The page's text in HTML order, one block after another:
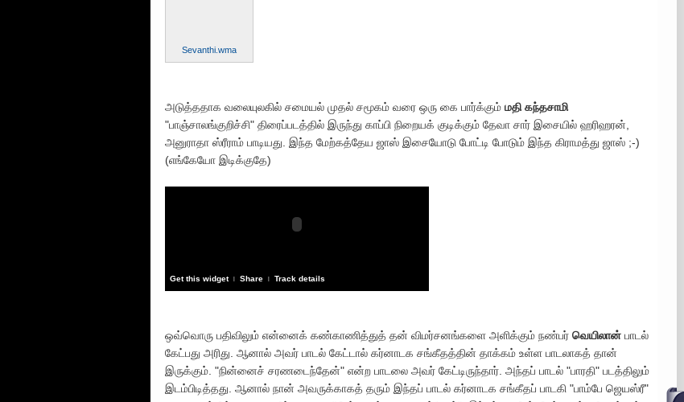
Sevanthi.wma
அடுத்ததாக வலையுலகில் சமையல் முதல் சமூகம் வரை ஒரு கை பார்க்கும் மதி கந்தசாமி
"பாஞ்சாலங்குறிச்சி" திரைப்படத்தில் இருந்து காப்பி நிறையக் குடிக்கும் தேவா சார் இசையில் ஹரிஹரன்,
அனுராதா ஸ்ரீராம் பாடியது. இந்த மேற்கத்தேய ஜாஸ் இசையோடு போட்டி போடும் இந்த கிராமத்து ஜாஸ் ;-)
(எங்கேயோ இடிக்குதே)
Get this widget Share Track details
ஒவ்வொரு பதிவிலும் என்னைக் கண்காணித்துத் தன் விமர்சனங்களை அளிக்கும் நண்பர் வெயிலான் பாடல்
கேட்பது அரிது. ஆனால் அவர் பாடல் கேட்டால் கர்னாடக சங்கீதத்தின் தாக்கம் உள்ள பாடலாகத் தான்
இருக்கும். "நின்னைச் சரணடைந்தேன்" என்ற பாடலை அவர் கேட்டிருந்தார். அந்தப் பாடல் "பாரதி" படத்திலும்
இடம்பிடித்தது. ஆனால் நான் அவருக்காகத் தரும் இந்தப் பாடல் கர்னாடக சங்கீதப் பாடகி "பாம்பே ஜெயஸ்ரீ"